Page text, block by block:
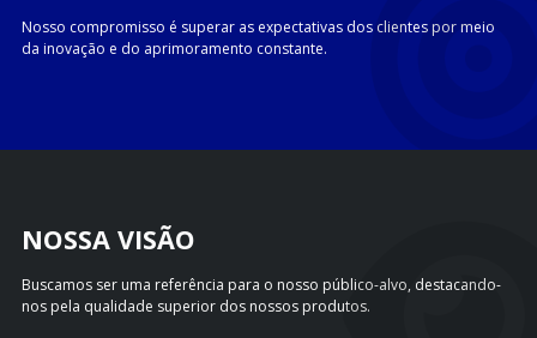
Nosso compromisso é superar as expectativas dos clientes por meio
da inovação e do aprimoramento constante.
NOSSA VISÃO
Buscamos ser uma referência para o nosso público-alvo, destacando-
nos pela qualidade superior dos nossos produtos.